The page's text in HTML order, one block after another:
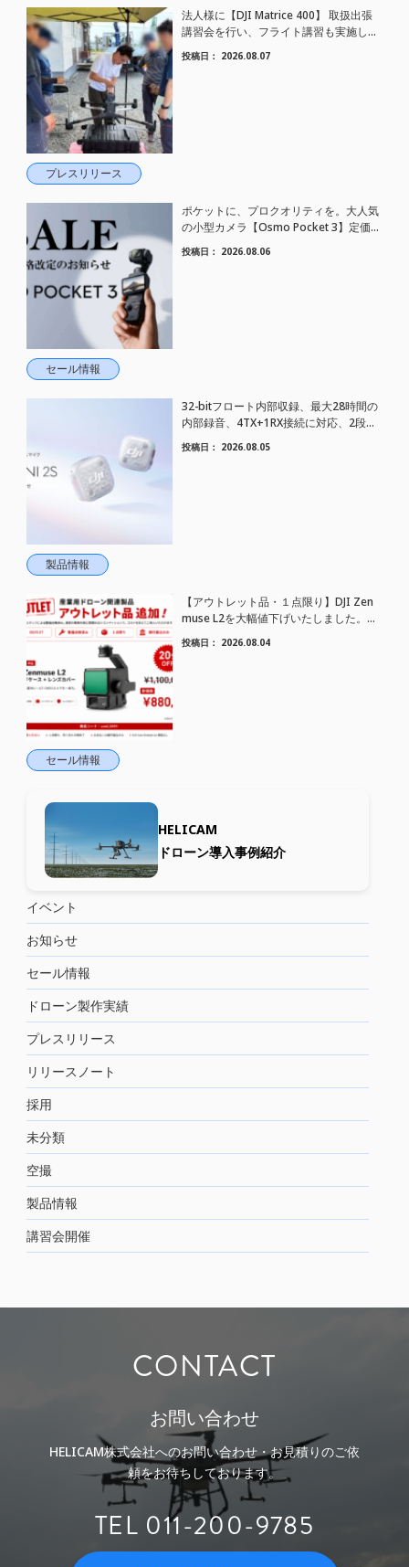
プレスリリース
法人様に【DJI Matrice 400】 取扱出張
講習会を行い、フライト講習も実施しま
した。
投稿日： 2026.08.07
セール情報
ポケットに、プロクオリティを。大人気
の小型カメラ【Osmo Pocket 3】定価が
さらにお値下げされました！
投稿日： 2026.08.06
製品情報
32-bitフロート内部収録、最大28時間の
内部録音、4TX+1RX接続に対応、2段階
AIノイズキャンセリング搭載｜コンパク
トワイヤレスマイク DJI Mic Mini 2S 登場
投稿日： 2026.08.05
セール情報
【アウトレット品・１点限り】DJI Zen
muse L2を大幅値下げいたしました。｜
HELICAM STORE
投稿日： 2026.08.04
HELICAM
ドローン導入事例紹介
イベント
お知らせ
セール情報
ドローン製作実績
プレスリリース
リリースノート
採用
未分類
空撮
製品情報
講習会開催
CONTACT
お問い合わせ
HELICAM株式会社へのお問い合わせ・お見積りのご依
頼をお待ちしております。
TEL 011-200-9785